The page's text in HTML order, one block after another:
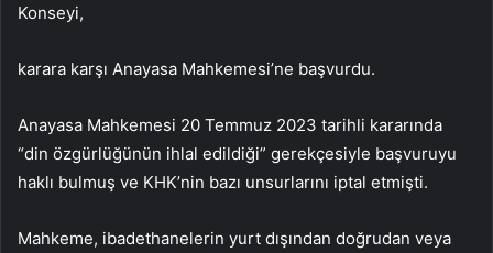
Konseyi,
karara karşı Anayasa Mahkemesi’ne başvurdu.
Anayasa Mahkemesi 20 Temmuz 2023 tarihli kararında
“din özgürlüğünün ihlal edildiği” gerekçesiyle başvuruyu
haklı bulmuş ve KHK’nin bazı unsurlarını iptal etmişti.
Mahkeme, ibadethanelerin yurt dışından doğrudan veya